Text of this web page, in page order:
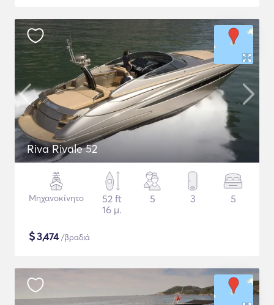
Riva Rivale 52
Μηχανοκίνητο
52 ft
16 μ.
5 3 5
$3,474/βραδιά